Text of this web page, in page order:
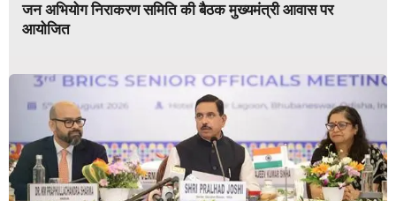
जन अभियोग निराकरण समिति की बैठक मुख्यमंत्री आवास पर
आयोजित